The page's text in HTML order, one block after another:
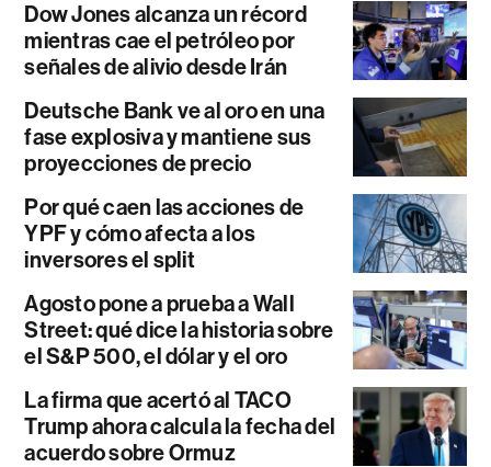
Dow Jones alcanza un récord
mientras cae el petróleo por
señales de alivio desde Irán
Deutsche Bank ve al oro en una
fase explosiva y mantiene sus
proyecciones de precio
Por qué caen las acciones de
YPF y cómo afecta a los
inversores el split
Agosto pone a prueba a Wall
Street: qué dice la historia sobre
el S&P 500, el dólar y el oro
La firma que acertó al TACO
Trump ahora calcula la fecha del
acuerdo sobre Ormuz